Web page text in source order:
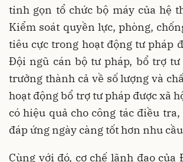
tinh gọn tổ chức bộ máy của hệ
Kiểm soát quyền lực, phòng,
tiêu cực trong hoạt động tư pháp
Đội ngũ cán bộ tư pháp, bổ trợ tư
trưởng thành cả về số lượng và
hoạt động bổ trợ tư pháp được xã
có hiệu quả cho công tác điều
đáp ứng ngày càng tốt hơn nhu
Cùng với đó, cơ chế lãnh đạo của